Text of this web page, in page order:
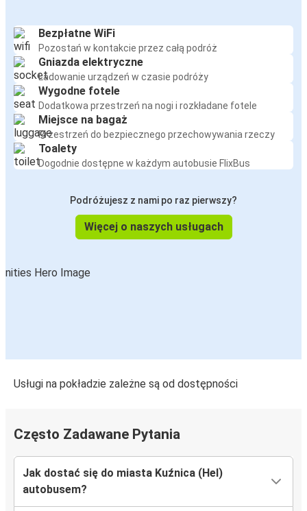
Bezpłatne WiFi
Pozostań w kontakcie przez całą podróż
Gniazda elektryczne
Ładowanie urządzeń w czasie podróży
Wygodne fotele
Dodatkowa przestrzeń na nogi i rozkładane fotele
Miejsce na bagaż
Przestrzeń do bezpiecznego przechowywania rzeczy
Toalety
Dogodnie dostępne w każdym autobusie FlixBus
Podróżujesz z nami po raz pierwszy?
Więcej o naszych usługach
Usługi na pokładzie zależne są od dostępności
Często Zadawane Pytania
Jak dostać się do miasta Kuźnica (Hel)
autobusem?